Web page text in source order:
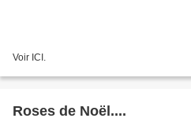
Voir ICI.
Roses de Noël....